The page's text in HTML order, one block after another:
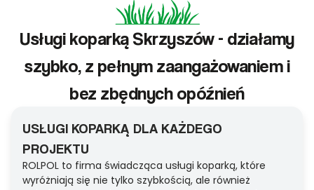
Usługi koparką Skrzyszów - działamy
szybko, z pełnym zaangażowaniem i
bez zbędnych opóźnień
USŁUGI KOPARKĄ DLA KAŻDEGO
PROJEKTU
ROLPOL to firma świadcząca usługi koparką, które
wyróżniają się nie tylko szybkością, ale również